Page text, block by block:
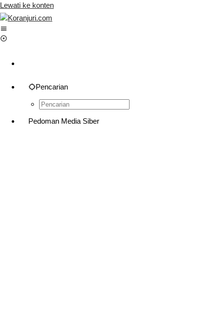
Lewati ke konten
Pencarian
Pedoman Media Siber